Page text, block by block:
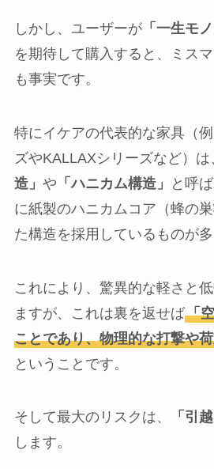
しかし、ユーザーが「一生モノ
を期待して購入すると、ミス
も事実です。
特にイケアの代表的な家具（
ズやKALLAXシリーズなど）は
造」 や 「ハニカム構造」
と呼
に紙製のハニカムコア（蜂の
た構造を採用しているものが多
これにより、驚異的な軽さと
ますが、これは裏を返せば「
ことであり、物理的な打撃や
ということです。
そして最大のリスクは、 「引
します。